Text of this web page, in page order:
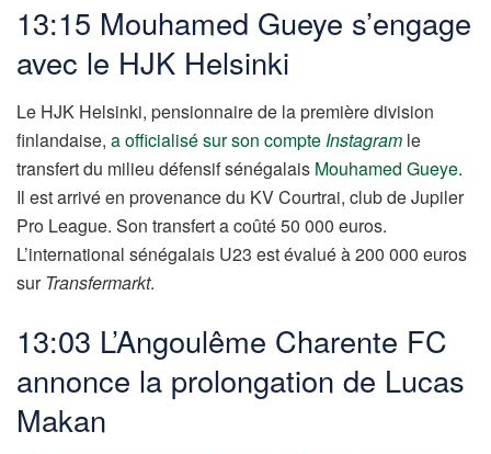
13:15 Mouhamed Gueye s’engage
avec le HJK Helsinki
Le HJK Helsinki, pensionnaire de la première division
finlandaise, a officialisé sur son compteInstagram le
transfert du milieu défensif sénégalais Mouhamed Gueye.
Il est arrivé en provenance du KV Courtrai, club de Jupiler
Pro League. Son transfert a coûté 50 000 euros.
L’international sénégalais U23 est évalué à 200 000 euros
sur Transfermarkt.
13:03 L’Angoulême Charente FC
annonce la prolongation de Lucas
Makan